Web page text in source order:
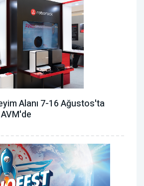
Alanı 7-16 Ağustos'ta